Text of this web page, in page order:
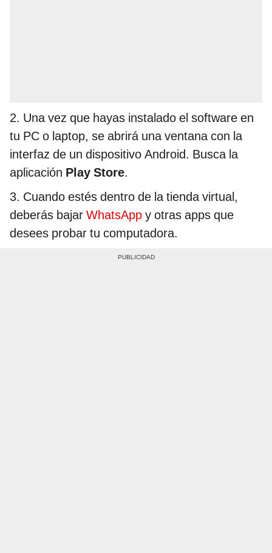
2. Una vez que hayas instalado el software en
tu PC o laptop, se abrirá una ventana con la
interfaz de un dispositivo Android. Busca la
aplicación Play Store.
3. Cuando estés dentro de la tienda virtual,
deberás bajar WhatsApp y otras apps que
desees probar tu computadora.